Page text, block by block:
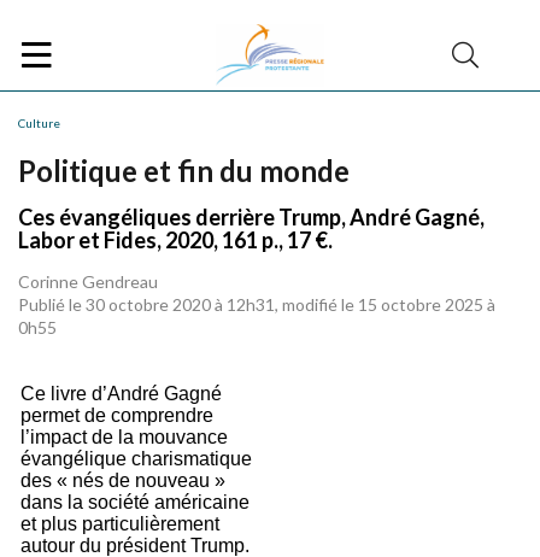
Culture
Politique et fin du monde
Ces évangéliques derrière Trump, André Gagné,
Labor et Fides, 2020, 161 p., 17 €.
Corinne Gendreau
Publié le 30 octobre 2020 à 12h31, modifié le 15 octobre 2025 à
0h55
Ce livre d’André Gagné
permet de comprendre
l’impact de la mouvance
évangélique charismatique
des « nés de nouveau »
dans la société américaine
et plus particulièrement
autour du président Trump.